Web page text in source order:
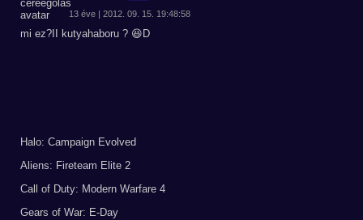
13 éve | 2012. 09. 15. 19:48:58
mi ez?II kutyahaboru ? 😆D
Halo: Campaign Evolved
Aliens: Fireteam Elite 2
Call of Duty: Modern Warfare 4
Gears of War: E-Day